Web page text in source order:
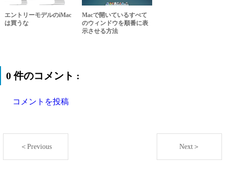
エントリーモデルのiMac
は買うな
Macで開いているすべて
のウィンドウを順番に表
示させる方法
0 件のコメント :
コメントを投稿
＜Previous Next＞